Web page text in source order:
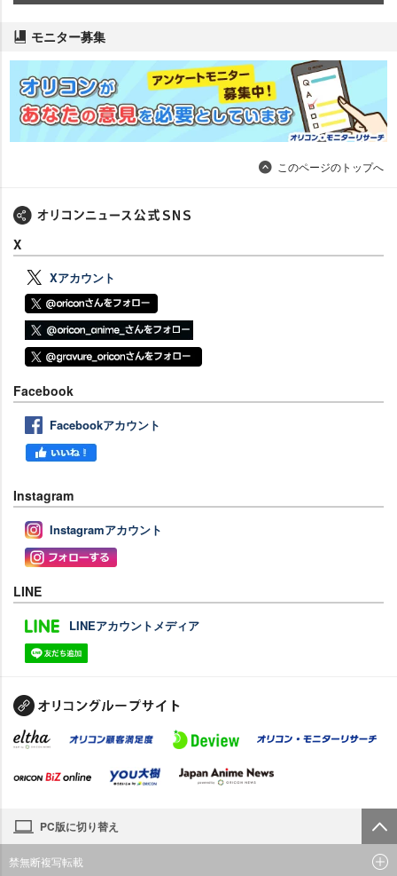
モニター募集
このページのトップへ
X
Xアカウント
Facebook
Facebookアカウント
Instagram
Instagramアカウント
LINE
LINEアカウントメディア
PC版に切り替え
禁無断複写転載